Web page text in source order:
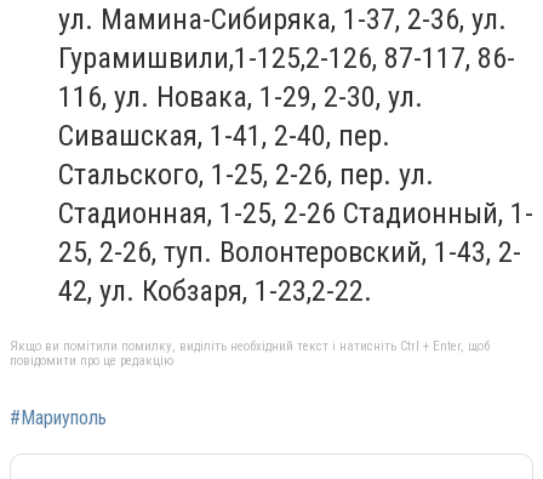
ул. Мамина-Сибиряка, 1-37, 2-36, ул.
Гурамишвили,1-125,2-126, 87-117, 86-
116, ул. Новака, 1-29, 2-30, ул.
Сивашская, 1-41, 2-40, пер.
Стальского, 1-25, 2-26, пер. ул.
Стадионная, 1-25, 2-26 Стадионный, 1-
25, 2-26, туп. Волонтеровский, 1-43, 2-
42, ул. Кобзаря, 1-23,2-22.
Якщо ви помітили помилку, виділіть необхідний текст і натисніть Ctrl + Enter, щоб
повідомити про це редакцію
#Мариуполь